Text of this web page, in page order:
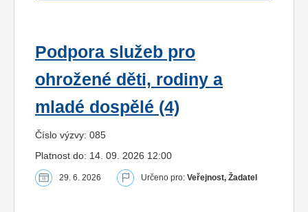
Podpora služeb pro
ohrožené děti, rodiny a
mladé dospělé (4)
Číslo výzvy: 085
Platnost do: 14. 09. 2026 12:00
29. 6. 2026 Určeno pro: Veřejnost, Žadatel